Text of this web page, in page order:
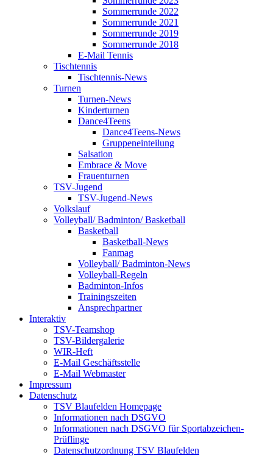
Sommerrunde 2022
Sommerrunde 2021
Sommerrunde 2019
Sommerrunde 2018
E-Mail Tennis
Tischtennis
Tischtennis-News
Turnen
Turnen-News
Kinderturnen
Dance4Teens
Dance4Teens-News
Gruppeneinteilung
Salsation
Embrace & Move
Frauenturnen
TSV-Jugend
TSV-Jugend-News
Volkslauf
Volleyball/ Badminton/ Basketball
Basketball
Basketball-News
Fanmag
Volleyball/ Badminton-News
Volleyball-Regeln
Badminton-Infos
Trainingszeiten
Ansprechpartner
Interaktiv
TSV-Teamshop
TSV-Bildergalerie
WIR-Heft
E-Mail Geschäftsstelle
E-Mail Webmaster
Impressum
Datenschutz
TSV Blaufelden Homepage
Informationen nach DSGVO
Informationen nach DSGVO für Sportabzeichen-
Prüflinge
Datenschutzordnung TSV Blaufelden